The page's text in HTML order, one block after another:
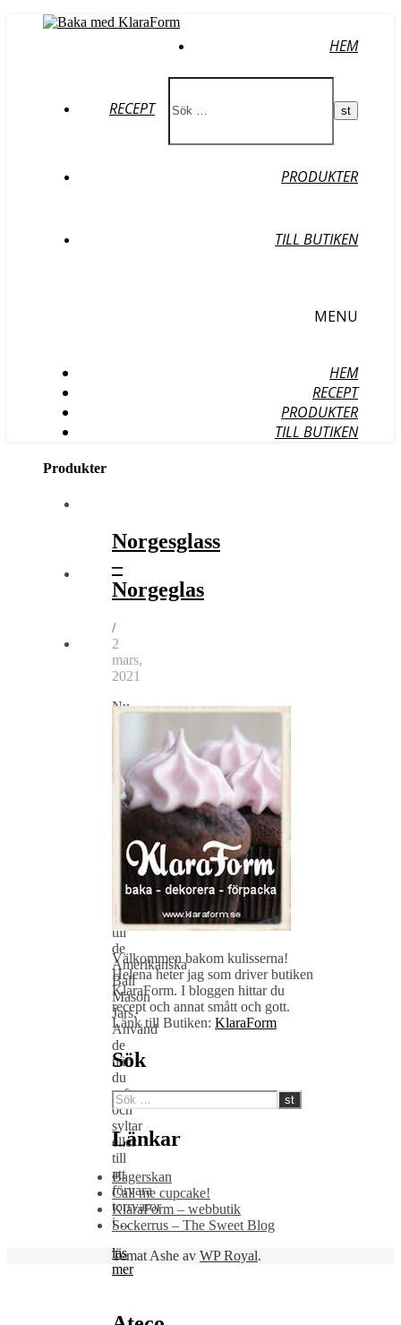
HEM
RECEPT
PRODUKTER
TILL BUTIKEN
MENU
HEM
RECEPT
PRODUKTER
TILL BUTIKEN
Produkter
Norgesglass
–
Norgeglas
/
2
mars,
2021
Nu
in
de
här
Norgeglasen
(Norgesglass)
butiken!
Norges
motsvarighet
till
de
Amerikanska
Ball
Mason
Jars.
Använd
de
när
du
saftar
och
syltar
eller
till
att
förvara
torrvaror
i…
läs
mer
Välkommen bakom kulisserna!
Helena heter jag som driver butiken
KlaraForm. I bloggen hittar du
recept och annat smått och gott.
Länk till Butiken: KlaraForm
Sök
Länkar
Bagerskan
Call me cupcake!
KlaraForm – webbutik
Sockerrus – The Sweet Blog
Temat Ashe av WP Royal.